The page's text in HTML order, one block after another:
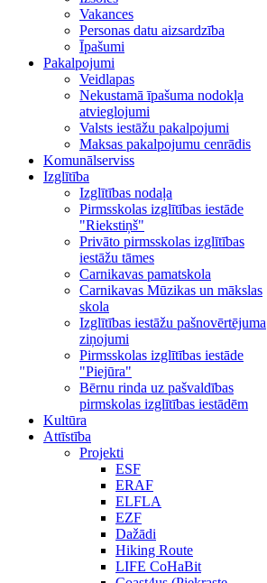
Vakances
Personas datu aizsardzība
Īpašumi
Pakalpojumi
Veidlapas
Nekustamā īpašuma nodokļa
atvieglojumi
Valsts iestāžu pakalpojumi
Maksas pakalpojumu cenrādis
Komunālserviss
Izglītība
Izglītības nodaļa
Pirmsskolas izglītības iestāde
"Riekstiņš"
Privāto pirmsskolas izglītības
iestāžu tāmes
Carnikavas pamatskola
Carnikavas Mūzikas un mākslas
skola
Izglītības iestāžu pašnovērtējuma
ziņojumi
Pirmsskolas izglītības iestāde
"Piejūra"
Bērnu rinda uz pašvaldības
pirmskolas izglītības iestādēm
Kultūra
Attīstība
Projekti
ESF
ERAF
ELFLA
EZF
Dažādi
Hiking Route
LIFE CoHaBit